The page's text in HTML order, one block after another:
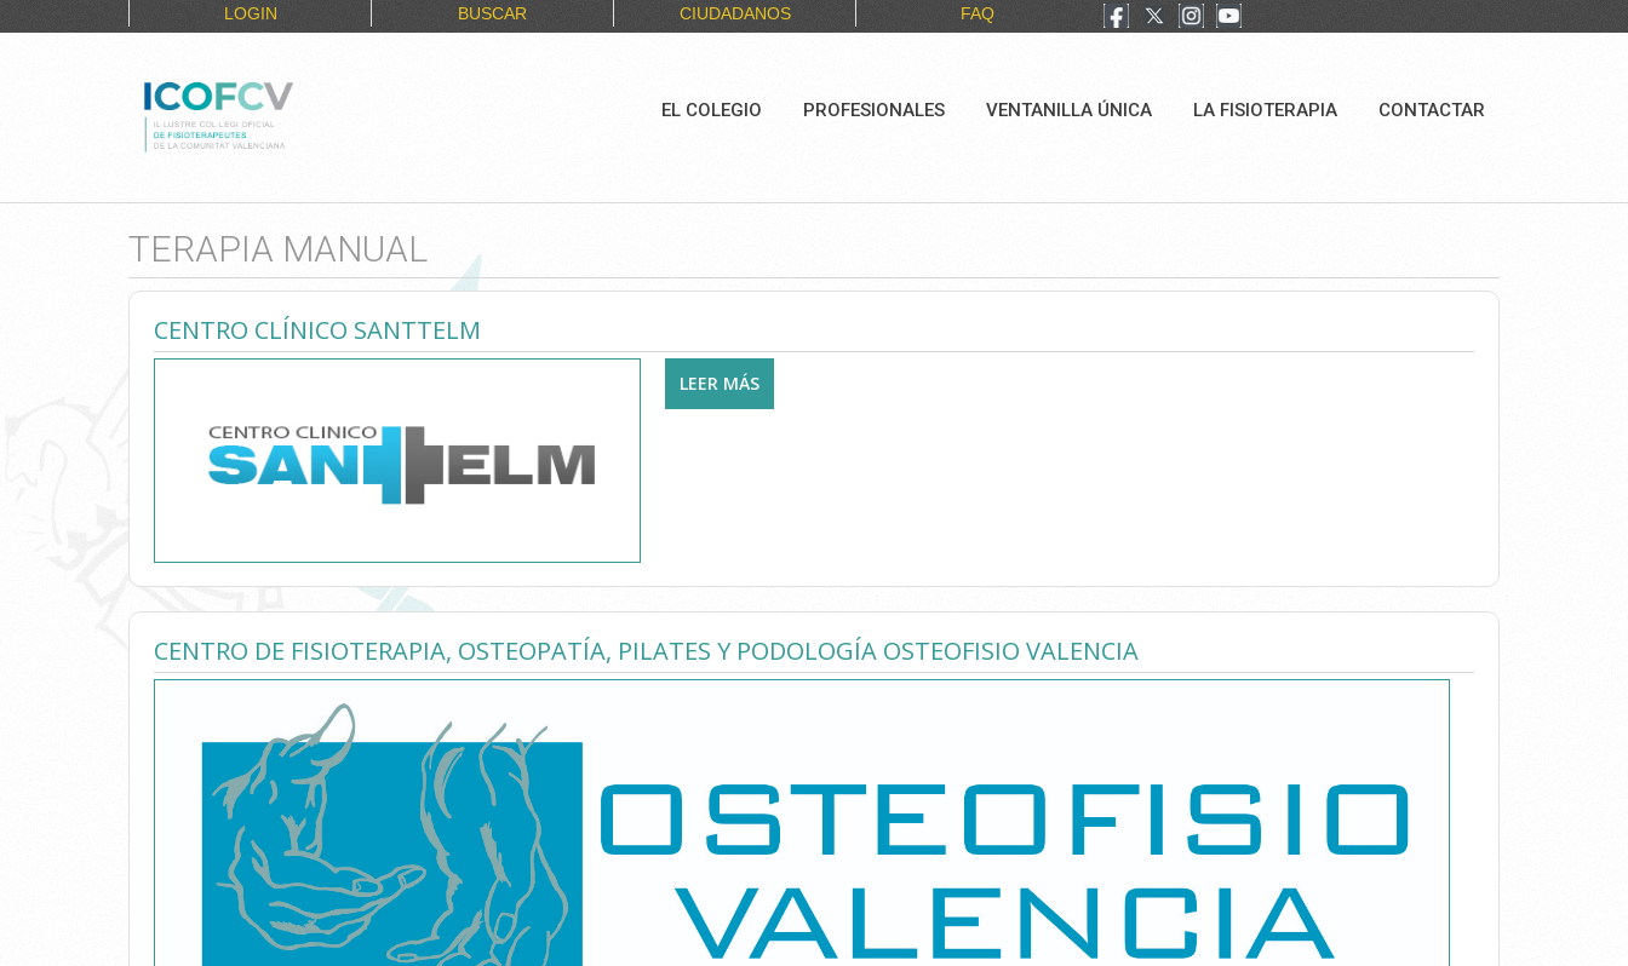
LOGIN BUSCAR CIUDADANOS FAQ
EL COLEGIO PROFESIONALES VENTANILLA ÚNICA LA FISIOTERAPIA CONTACTAR
TERAPIA MANUAL
CENTRO CLÍNICO SANTTELM
LEER MÁS
CENTRO DE FISIOTERAPIA, OSTEOPATÍA, PILATES Y PODOLOGÍA OSTEOFISIO VALENCIA